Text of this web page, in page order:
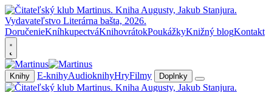
DoručenieKníhkupectváKnihovrátokPoukážkyKnižný blogKontakt
Knihy E-knihyAudioknihyHryFilmy Doplnky